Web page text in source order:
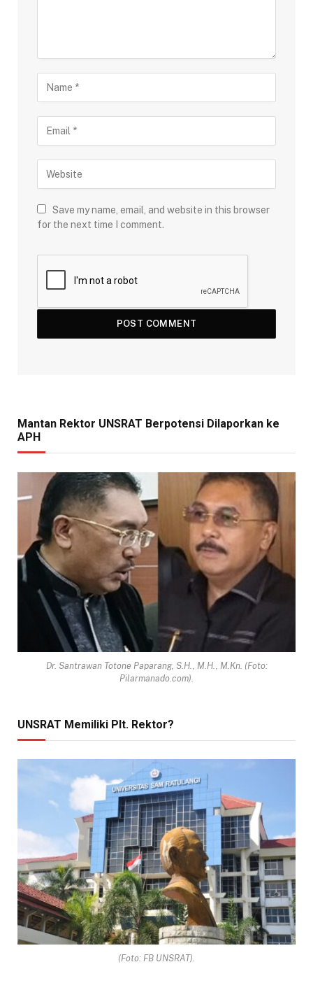
Save my name, email, and website in this browser
for the next time I comment.
Mantan Rektor UNSRAT Berpotensi Dilaporkan ke
APH
Dr. Santrawan Totone Paparang, S.H., M.H., M.Kn. (Foto:
Pilarmanado.com).
UNSRAT Memiliki Plt. Rektor?
(Foto: FB UNSRAT).